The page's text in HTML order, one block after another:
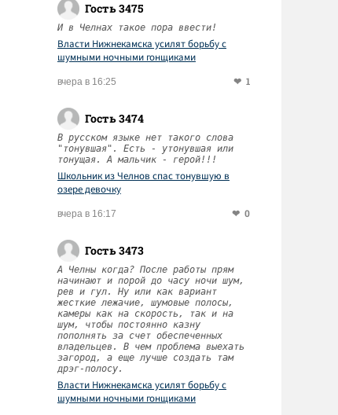
Гость 3475
И в Челнах такое пора ввести!
Власти Нижнекамска усилят борьбу с
шумными ночными гонщиками
вчера в 16:25 1
Гость 3474
В русском языке нет такого слова
"тонувшая". Есть - утонувшая или
тонущая. А мальчик - герой!!!
Школьник из Челнов спас тонувшую в
озере девочку
вчера в 16:17 0
Гость 3473
А Челны когда? После работы прям
начинают и порой до часу ночи шум,
рев и гул. Ну или как вариант
жесткие лежачие, шумовые полосы,
камеры как на скорость, так и на
шум, чтобы постоянно казну
пополнять за счет обеспеченных
владельцев. В чем проблема выехать
загород, а еще лучше создать там
дрэг-полосу.
Власти Нижнекамска усилят борьбу с
шумными ночными гонщиками